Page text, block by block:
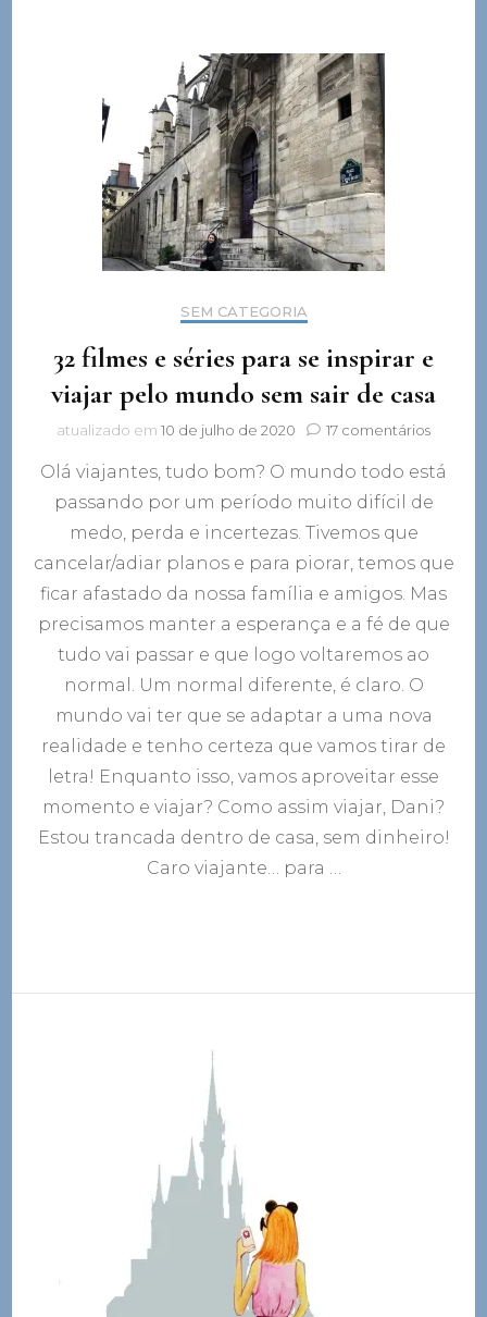
SEM CATEGORIA
32 filmes e séries para se inspirar e
viajar pelo mundo sem sair de casa
atualizado em 10 de julho de 2020 17 comentáriosem
filmes
se
e
viajar
sair
casa
Olá viajantes, tudo bom? O mundo todo está
passando por um período muito difícil de
medo, perda e incertezas. Tivemos que
cancelar/adiar planos e para piorar, temos que
ficar afastado da nossa família e amigos. Mas
precisamos manter a esperança e a fé de que
tudo vai passar e que logo voltaremos ao
normal. Um normal diferente, é claro. O
mundo vai ter que se adaptar a uma nova
realidade e tenho certeza que vamos tirar de
letra! Enquanto isso, vamos aproveitar esse
momento e viajar? Como assim viajar, Dani?
Estou trancada dentro de casa, sem dinheiro!
Caro viajante… para …